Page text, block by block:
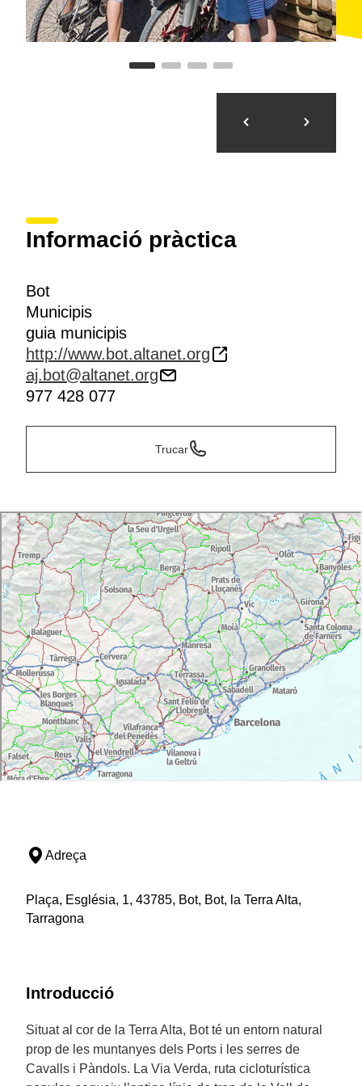
Informació pràctica
Bot
Municipis
guia municipis
http://www.bot.altanet.org
aj.bot@altanet.org
977 428 077
Trucar
Adreça
Plaça, Església, 1, 43785, Bot, Bot, la Terra Alta,
Tarragona
Introducció
Situat al cor de la Terra Alta, Bot té un entorn natural
prop de les muntanyes dels Ports i les serres de
Cavalls i Pàndols. La Via Verda, ruta cicloturística